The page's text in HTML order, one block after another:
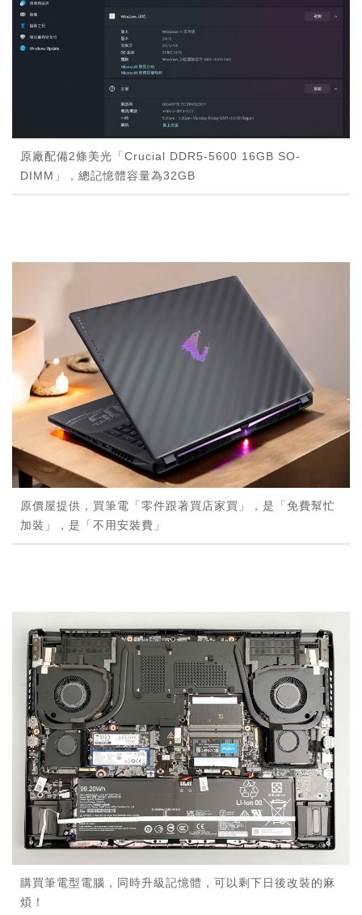
原廠配備2條美光「Crucial DDR5-5600 16GB SO-
DIMM」，總記憶體容量為32GB
原價屋提供，買筆電「零件跟著買店家買」，是「免費幫忙
加裝」，是「不用安裝費」
購買筆電型電腦，同時升級記憶體，可以剩下日後改裝的麻
煩！